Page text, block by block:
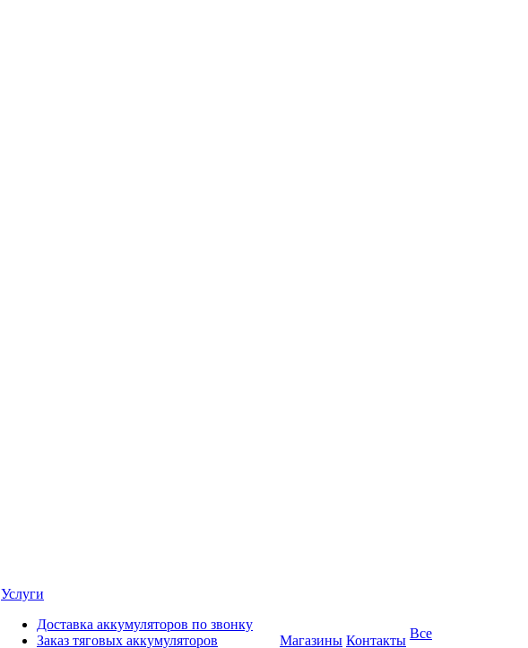
Услуги
Доставка аккумуляторов по звонку
Заказ тяговых аккумуляторов
Магазины Контакты Все